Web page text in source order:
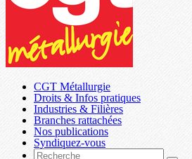
CGT Métallurgie
Droits & Infos pratiques
Industries & Filières
Branches rattachées
Nos publications
Syndiquez-vous